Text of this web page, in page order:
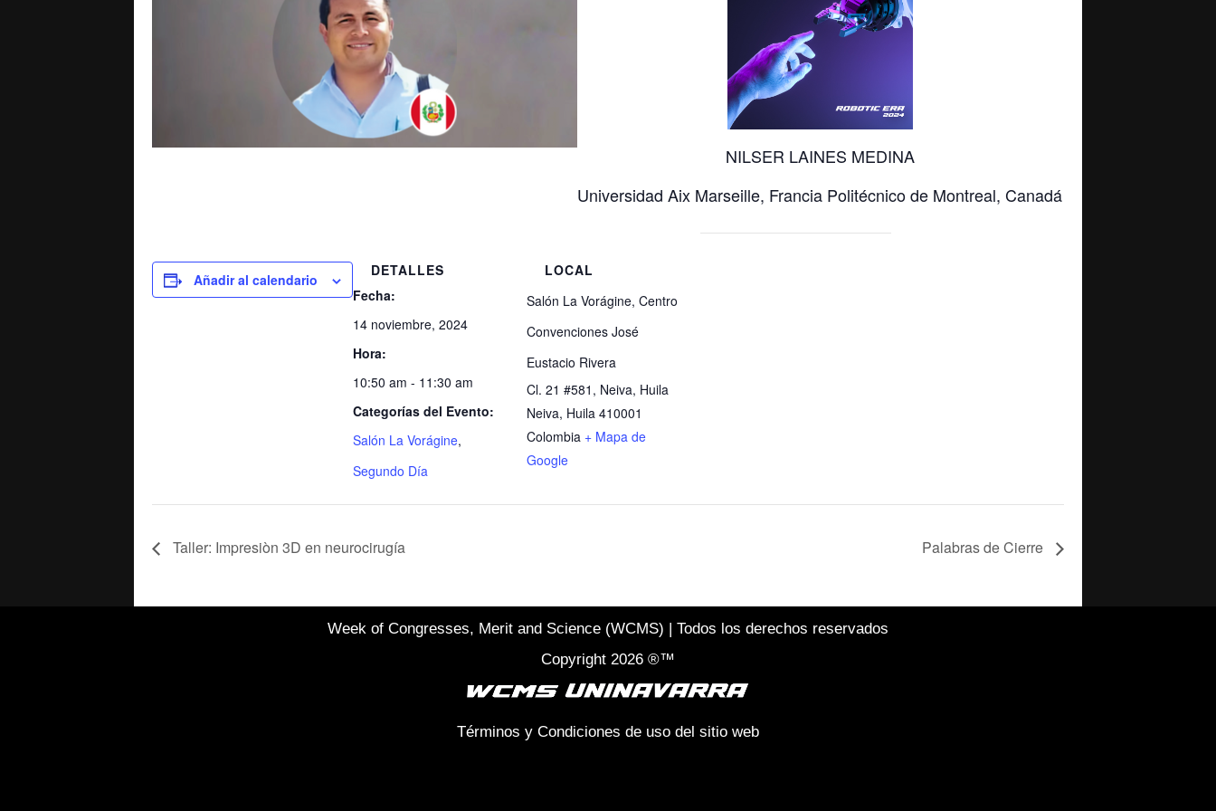
NILSER LAINES MEDINA
Universidad Aix Marseille, Francia Politécnico de Montreal, Canadá
Añadir al calendario
DETALLES
Fecha:
14 noviembre, 2024
Hora:
10:50 am - 11:30 am
Categorías del Evento:
Salón La Vorágine,
Segundo Día
LOCAL
Salón La Vorágine, Centro
Convenciones José
Eustacio Rivera
Cl. 21 #581, Neiva, Huila
Neiva, Huila 410001
Colombia + Mapa de
Google
Taller: Impresiòn 3D en neurocirugía Palabras de Cierre
Week of Congresses, Merit and Science (WCMS) | Todos los derechos reservados
Copyright 2026 ®™
Términos y Condiciones de uso del sitio web